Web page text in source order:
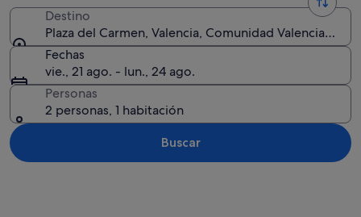
Destino
Plaza del Carmen, Valencia, Comunidad Valenciana,
Fechas
vie., 21 ago. - lun., 24 ago.
Personas
2 personas, 1 habitación
Buscar